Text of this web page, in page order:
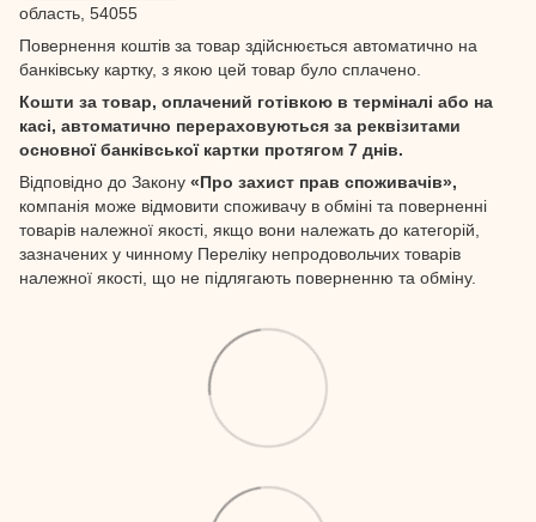
область, 54055
Повернення коштів за товар здійснюється автоматично на
банківську картку, з якою цей товар було сплачено.
Кошти за товар, оплачений готівкою в терміналі або на
касі, автоматично перераховуються за реквізитами
основної банківської картки протягом 7 днів.
Відповідно до Закону «Про захист прав споживачів»,
компанія може відмовити споживачу в обміні та поверненні
товарів належної якості, якщо вони належать до категорій,
зазначених у чинному Переліку непродовольчих товарів
належної якості, що не підлягають поверненню та обміну.